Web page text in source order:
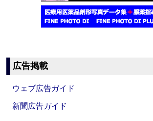
広告掲載
ウェブ広告ガイド
新聞広告ガイド